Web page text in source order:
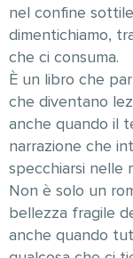
nel confine
dimentichiamo,
che ci consuma.
È un libro che
che diventano
anche quando il
narrazione che
specchiarsi nelle
Non è solo un
bellezza fragile
anche quando